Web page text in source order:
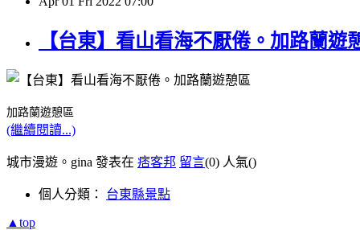
【台東】看山看海不厭倦。加路蘭遊
加路蘭遊憩區
(繼續閱讀...)
城市漫遊。gina 發表在 痞客邦 留言(0) 人氣()
個人分類： 台東縣景點
▲top